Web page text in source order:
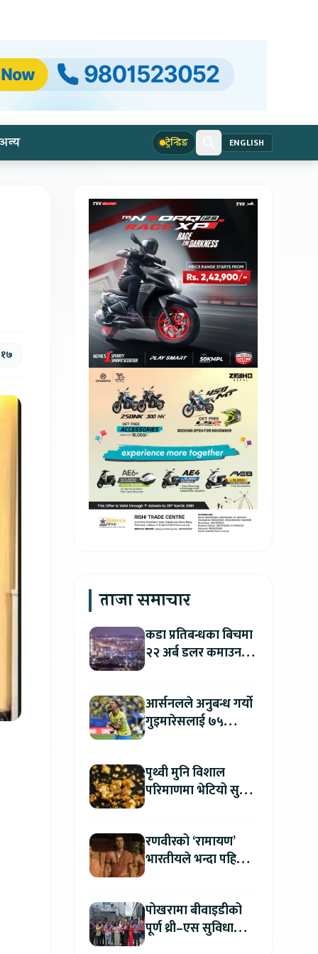
ट्रेन्डिङ ENGLISH
ताजा समाचार
कडा प्रतिबन्धका बिचमा
२२ अर्ब डलर कमाउन
आर्सनलले अनुबन्ध गर्यो
गुइमारेसलाई ७५
पृथ्वी मुनि विशाल
परिमाणमा भेटियो सुन,
रणवीरको ‘रामायण’
भारतीयले भन्दा पहिला
पोखरामा बीवाइडीको
पूर्ण थ्री–एस सुविधा